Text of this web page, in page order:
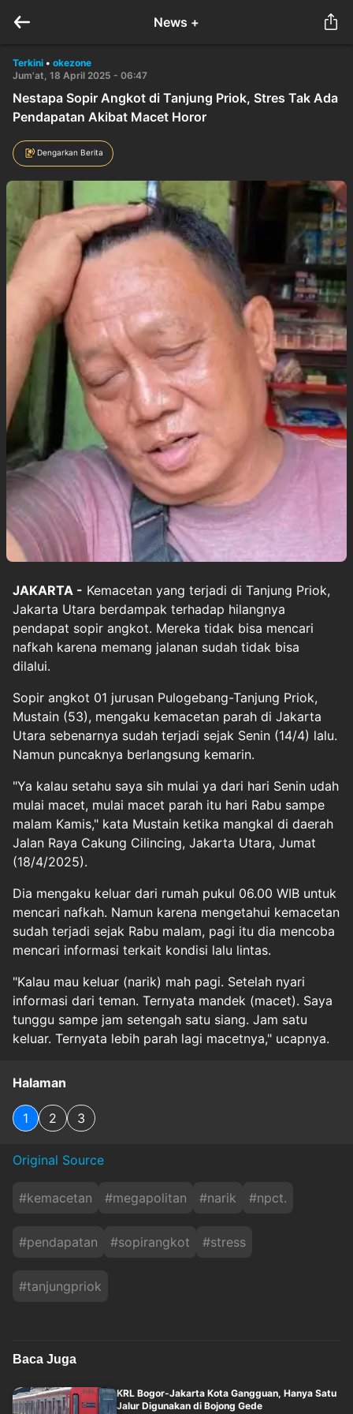
News +
Terkini • okezone
Jum'at, 18 April 2025 - 06:47
Nestapa Sopir Angkot di Tanjung Priok, Stres Tak Ada
Pendapatan Akibat Macet Horor
Dengarkan Berita
JAKARTA - Kemacetan yang terjadi di Tanjung Priok,
Jakarta Utara berdampak terhadap hilangnya
pendapat sopir angkot. Mereka tidak bisa mencari
nafkah karena memang jalanan sudah tidak bisa
dilalui.
Sopir angkot 01 jurusan Pulogebang-Tanjung Priok,
Mustain (53), mengaku kemacetan parah di Jakarta
Utara sebenarnya sudah terjadi sejak Senin (14/4) lalu.
Namun puncaknya berlangsung kemarin.
"Ya kalau setahu saya sih mulai ya dari hari Senin udah
mulai macet, mulai macet parah itu hari Rabu sampe
malam Kamis," kata Mustain ketika mangkal di daerah
Jalan Raya Cakung Cilincing, Jakarta Utara, Jumat
(18/4/2025).
Dia mengaku keluar dari rumah pukul 06.00 WIB untuk
mencari nafkah. Namun karena mengetahui kemacetan
sudah terjadi sejak Rabu malam, pagi itu dia mencoba
mencari informasi terkait kondisi lalu lintas.
"Kalau mau keluar (narik) mah pagi. Setelah nyari
informasi dari teman. Ternyata mandek (macet). Saya
tunggu sampe jam setengah satu siang. Jam satu
keluar. Ternyata lebih parah lagi macetnya," ucapnya.
Halaman
1 2 3
Original Source
#kemacetan #megapolitan #narik #npct.
#pendapatan #sopirangkot #stress
#tanjungpriok
Baca Juga
KRL Bogor-Jakarta Kota Gangguan, Hanya Satu
Jalur Digunakan di Bojong Gede